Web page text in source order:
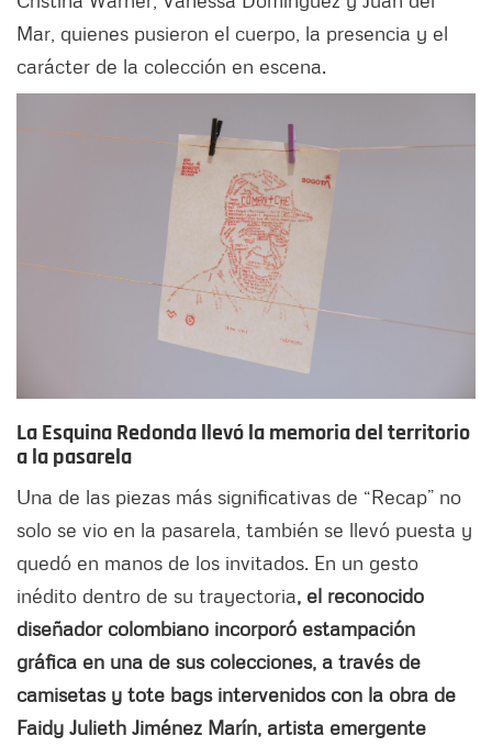
Mar, quienes pusieron el cuerpo, la presencia y el
carácter de la colección en escena.
La Esquina Redonda llevó la memoria del territorio
a la pasarela
Una de las piezas más significativas de “Recap” no
solo se vio en la pasarela, también se llevó puesta y
quedó en manos de los invitados. En un gesto
inédito dentro de su trayectoria, el reconocido
diseñador colombiano incorporó estampación
gráfica en una de sus colecciones, a través de
camisetas y tote bags intervenidos con la obra de
Faidy Julieth Jiménez Marín, artista emergente